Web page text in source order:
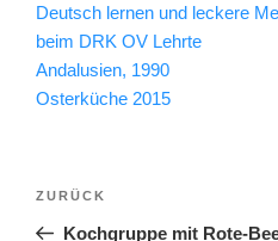
Deutsch lernen und leckere
beim DRK OV Lehrte
Andalusien, 1990
Osterküche 2015
Beitragsnavigation
Vorheriger
Beitrag
ZURÜCK
Kochgruppe mit Rote-